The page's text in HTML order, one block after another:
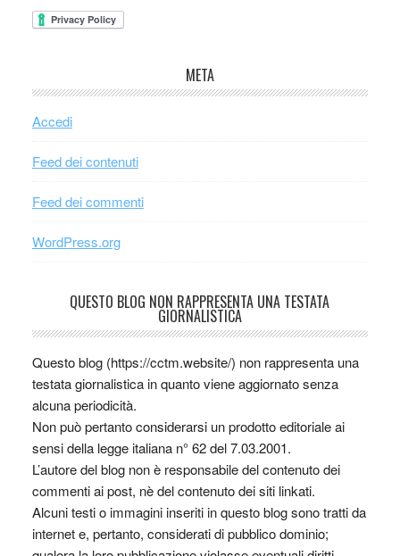
META
Accedi
Feed dei contenuti
Feed dei commenti
WordPress.org
QUESTO BLOG NON RAPPRESENTA UNA TESTATA
GIORNALISTICA
Questo blog (https://cctm.website/) non rappresenta una
testata giornalistica in quanto viene aggiornato senza
alcuna periodicità.
Non può pertanto considerarsi un prodotto editoriale ai
sensi della legge italiana n° 62 del 7.03.2001.
L’autore del blog non è responsabile del contenuto dei
commenti ai post, nè del contenuto dei siti linkati.
Alcuni testi o immagini inseriti in questo blog sono tratti da
internet e, pertanto, considerati di pubblico dominio;